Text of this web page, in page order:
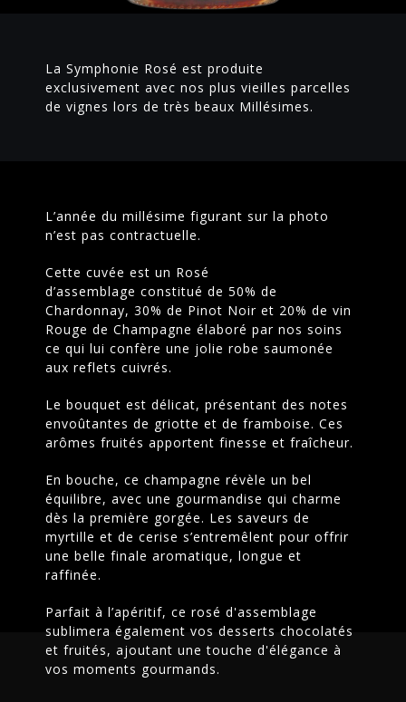
La Symphonie Rosé est produite
exclusivement avec nos plus vieilles parcelles
de vignes lors de très beaux Millésimes.
L’année du millésime figurant sur la photo
n’est pas contractuelle.
Cette cuvée est un Rosé
d’assemblage constitué de 50% de
Chardonnay, 30% de Pinot Noir et 20% de vin
Rouge de Champagne élaboré par nos soins
ce qui lui confère une jolie robe saumonée
aux reflets cuivrés.
Le bouquet est délicat, présentant des notes
envoûtantes de griotte et de framboise. Ces
arômes fruités apportent finesse et fraîcheur.
En bouche, ce champagne révèle un bel
équilibre, avec une gourmandise qui charme
dès la première gorgée. Les saveurs de
myrtille et de cerise s’entremêlent pour offrir
une belle finale aromatique, longue et
raffinée.
Parfait à l’apéritif, ce rosé d'assemblage
sublimera également vos desserts chocolatés
et fruités, ajoutant une touche d'élégance à
vos moments gourmands.